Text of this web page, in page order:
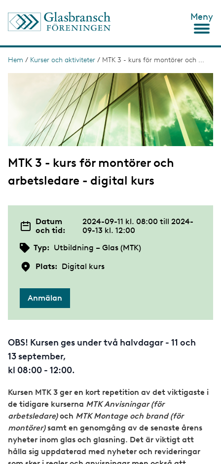
Meny
L
t
g
Hem / Kurser och aktiviteter / MTK 3 - kurs för montörer och ...
MTK 3 - kurs för montörer och
arbetsledare - digital kurs
Datum
och tid:
2024-09-11 kl. 08:00 till 2024-
09-13 kl. 12:00
Typ: Utbildning – Glas (MTK)
Plats: Digital kurs
Anmälan
OBS! Kursen ges under två halvdagar - 11 och
13 september,
kl 08:00 - 12:00.
Kursen MTK 3 ger en kort repetition av det viktigaste i
de tidigare kurserna MTK Anvisningar (för
arbetsledare)och MTK Montage och brand (för
montörer) samt en genomgång av de senaste årens
nyheter inom glas och glasning. Det är viktigt att
hålla sig uppdaterad med nyheter och revideringar